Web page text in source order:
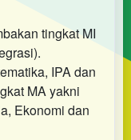
tingkat MI
IPA dan
MA yakni
Ekonomi dan